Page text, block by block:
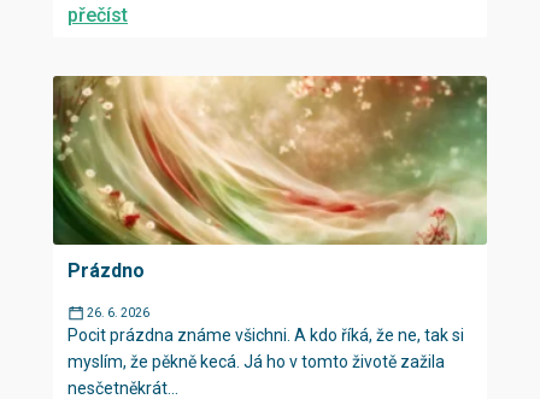
přečíst
Prázdno
26. 6. 2026
Pocit prázdna známe všichni. A kdo říká, že ne, tak si
myslím, že pěkně kecá. Já ho v tomto životě zažila
nesčetněkrát...